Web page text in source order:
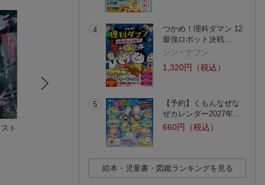
ト
5分後に慄き極まるラ
スト
エブリスタ
フォア文庫霊を
4
つかめ！理科ダマン 12
最強ロボット決戦…
シン・テフン
1,320円（税込）
5
【予約】くもんなぜな
ぜカレンダー2027年…
660円（税込）
絵本・児童書・図鑑ランキングを見る